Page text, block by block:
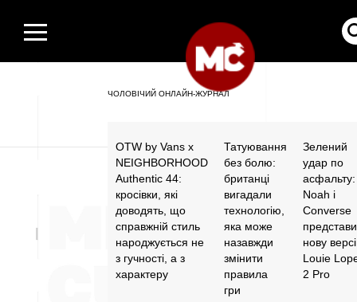
ЧОЛОВІЧИЙ ОНЛАЙН-ЖУРНАЛ
OTW by Vans x
NEIGHBORHOOD
Authentic 44:
кросівки, які
доводять, що
справжній стиль
народжується не
з гучності, а з
характеру
Татуювання
без болю:
британці
вигадали
технологію,
яка може
назавжди
змінити
правила
гри
Зелений
удар по
асфальту:
Noah і
Converse
нову
Louie
2 Pro